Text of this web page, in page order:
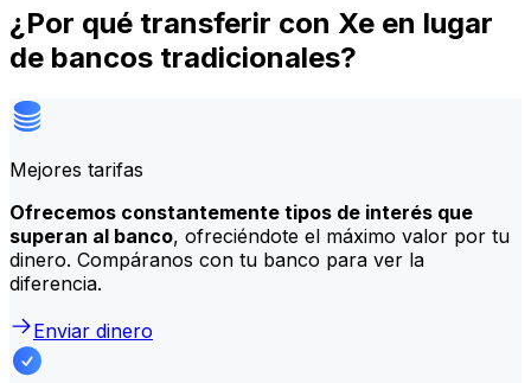
¿Por qué transferir con Xe en lugar
de bancos tradicionales?
Mejores tarifas
Ofrecemos constantemente tipos de interés que
superan al banco, ofreciéndote el máximo valor por tu
dinero. Compáranos con tu banco para ver la
diferencia.
Enviar dinero